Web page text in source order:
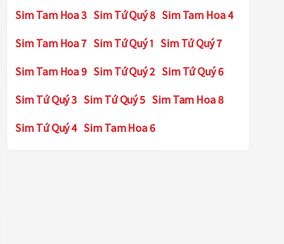
Sim Tam Hoa 3 Sim Tứ Quý 8 Sim Tam Hoa 4
Sim Tam Hoa 7 Sim Tứ Quý 1 Sim Tứ Quý 7
Sim Tam Hoa 9 Sim Tứ Quý 2 Sim Tứ Quý 6
Sim Tứ Quý 3 Sim Tứ Quý 5 Sim Tam Hoa 8
Sim Tứ Quý 4 Sim Tam Hoa 6